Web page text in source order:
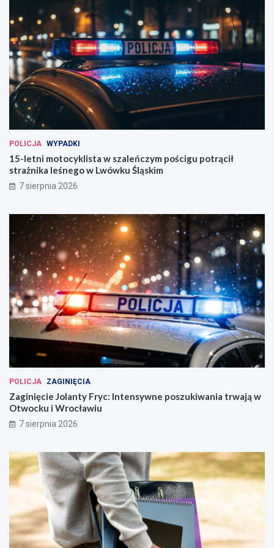
e
w
e
e
k
e
n
POLICJA WYPADKI
15-letni motocyklista w szaleńczym pościgu potrącił
strażnika leśnego w Lwówku Śląskim
7 sierpnia 2026
POLICJA ZAGINIĘCIA
Zaginięcie Jolanty Fryc: Intensywne poszukiwania trwają w
Otwocku i Wrocławiu
7 sierpnia 2026